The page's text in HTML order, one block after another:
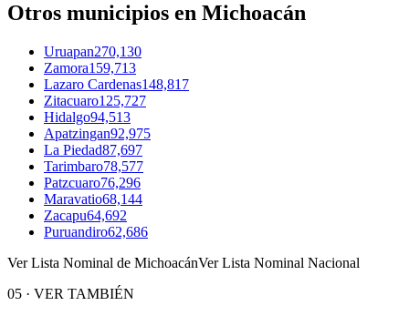
Otros municipios en Michoacán
Uruapan270,130
Zamora159,713
Lazaro Cardenas148,817
Zitacuaro125,727
Hidalgo94,513
Apatzingan92,975
La Piedad87,697
Tarimbaro78,577
Patzcuaro76,296
Maravatio68,144
Zacapu64,692
Puruandiro62,686
Ver Lista Nominal de MichoacánVer Lista Nominal Nacional
05 · VER TAMBIÉN